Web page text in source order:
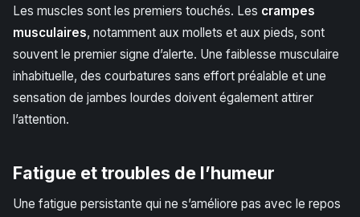
Les muscles sont les premiers touchés. Les crampes
musculaires, notamment aux mollets et aux pieds, sont
souvent le premier signe d’alerte. Une faiblesse musculaire
inhabituelle, des courbatures sans effort préalable et une
sensation de jambes lourdes doivent également attirer
l’attention.
Fatigue et troubles de l’humeur
Une fatigue persistante qui ne s’améliore pas avec le repos